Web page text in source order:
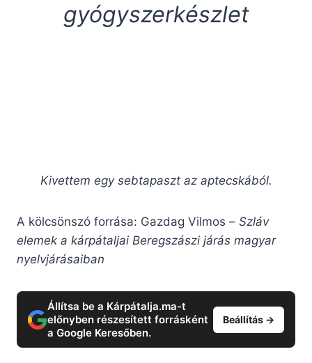
gyógyszerkészlet
Kivettem egy sebtapaszt az aptecskából.
A kölcsönszó forrása: Gazdag Vilmos – Szláv
elemek a kárpátaljai Beregszászi járás magyar
nyelvjárásaiban
Állítsa be a Kárpátalja.ma-t
előnyben részesített forrásként
a Google Keresőben.
Beállítás →